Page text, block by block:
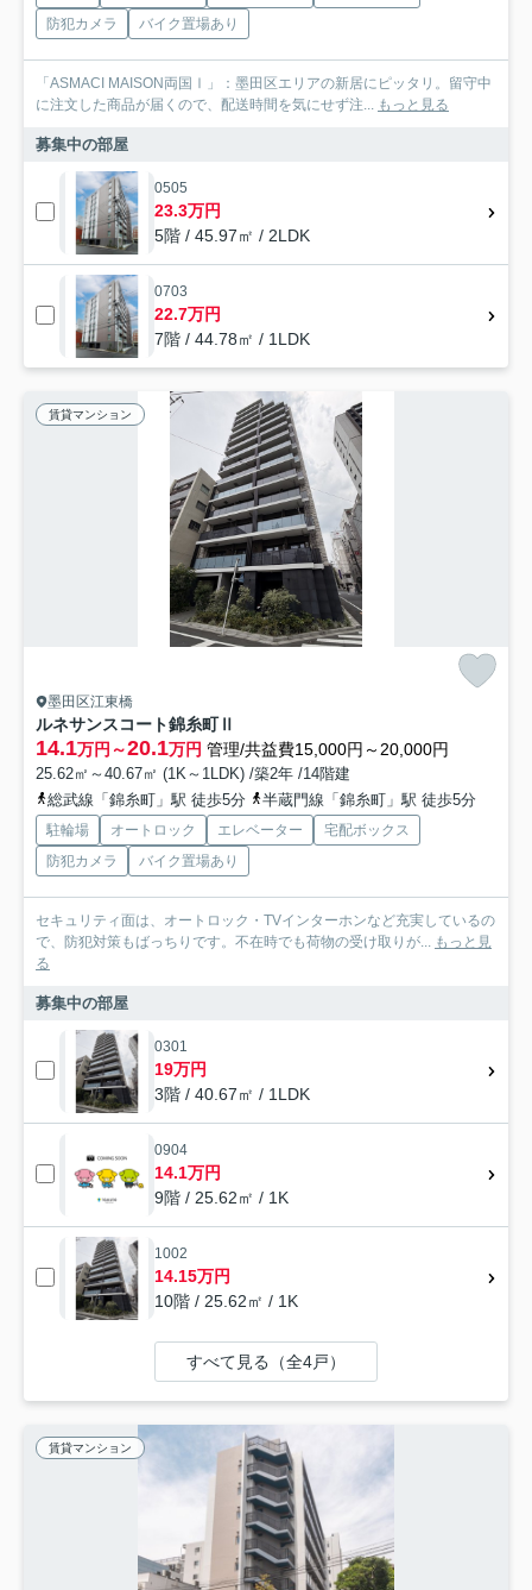
防犯カメラ
バイク置場あり
「ASMACI MAISON両国Ⅰ」：墨田区エリアの新居にピッタリ。留守中
に注文した商品が届くので、配送時間を気にせず注... もっと見る
募集中の部屋
0505
23.3万円
5階 / 45.97㎡ / 2LDK
0703
22.7万円
7階 / 44.78㎡ / 1LDK
賃貸マンション
墨田区江東橋
ルネサンスコート錦糸町Ⅱ
14.1万円～20.1万円 管理/共益費15,000円～20,000円
25.62㎡～40.67㎡ (1K～1LDK) /築2年 /14階建
総武線「錦糸町」駅 徒歩5分
半蔵門線「錦糸町」駅 徒歩5分
駐輪場 オートロック エレベーター
宅配ボックス
防犯カメラ
バイク置場あり
セキュリティ面は、オートロック・TVインターホンなど充実しているの
で、防犯対策もばっちりです。不在時でも荷物の受け取りが... もっと見
る
募集中の部屋
0301
19万円
3階 / 40.67㎡ / 1LDK
0904
14.1万円
9階 / 25.62㎡ / 1K
1002
14.15万円
10階 / 25.62㎡ / 1K
すべて見る（全4戸）
賃貸マンション